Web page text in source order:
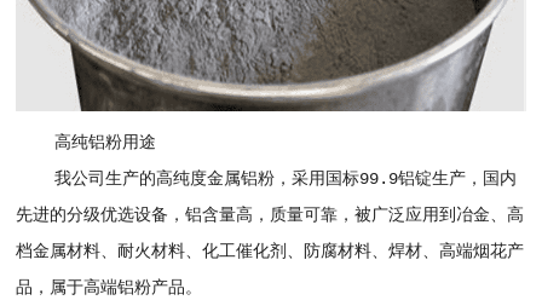
高纯铝粉用途
我公司生产的高纯度金属铝粉，采用国标99.9铝锭生产，国内
先进的分级优选设备，铝含量高，质量可靠，被广泛应用到冶金、高
档金属材料、耐火材料、化工催化剂、防腐材料、焊材、高端烟花产
品，属于高端铝粉产品。